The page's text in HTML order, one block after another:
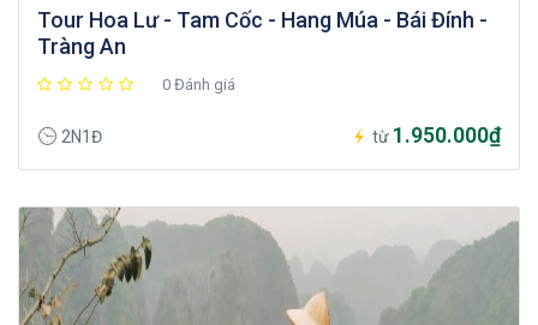
Tour Hoa Lư - Tam Cốc - Hang Múa - Bái Đính -
Tràng An
0 Đánh giá
2N1Đ từ 1.950.000₫